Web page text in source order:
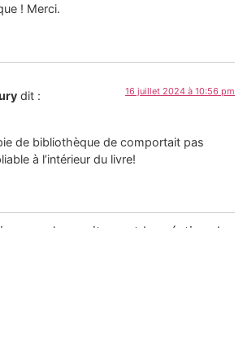
! Merci.
dit : 16 juillet 2024 à 10:56 pm
de bibliothèque de comportait pas
à l’intérieur du livre!
de ce site sont la création de